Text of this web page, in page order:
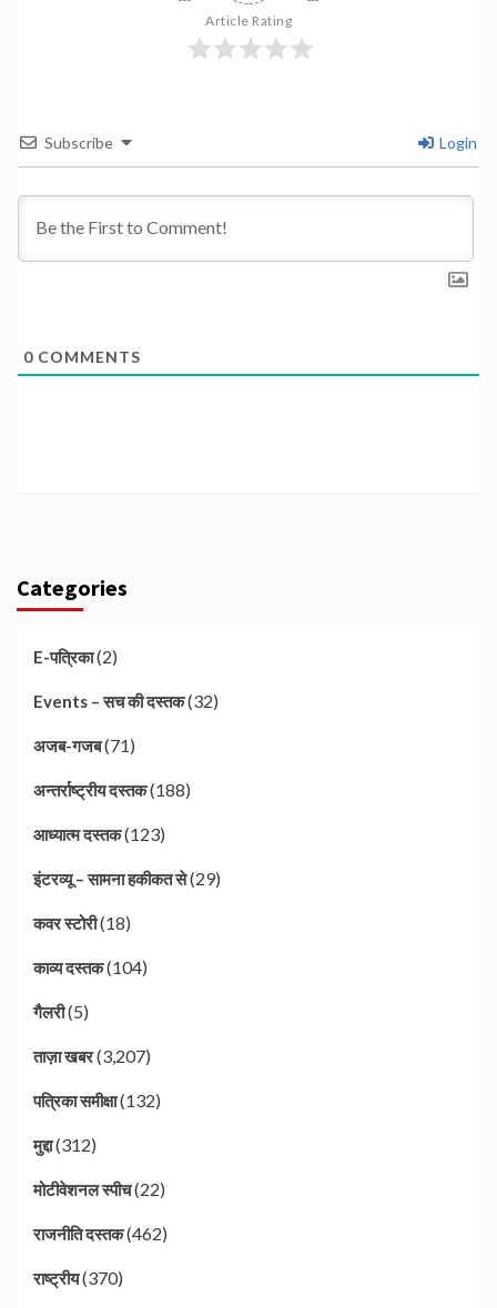
Article Rating
Subscribe Login
0 COMMENTS
Categories
E-पत्रिका(2)
Events – सच की दस्तक(32)
अजब-गजब(71)
अन्तर्राष्ट्रीय दस्तक(188)
आध्यात्म दस्तक(123)
इंटरव्यू – सामना हकीकत से(29)
कवर स्टोरी(18)
काव्य दस्तक(104)
गैलरी(5)
ताज़ा खबर(3,207)
पत्रिका समीक्षा(132)
मुद्दा(312)
मोटीवेशनल स्पीच(22)
राजनीति दस्तक(462)
राष्ट्रीय(370)